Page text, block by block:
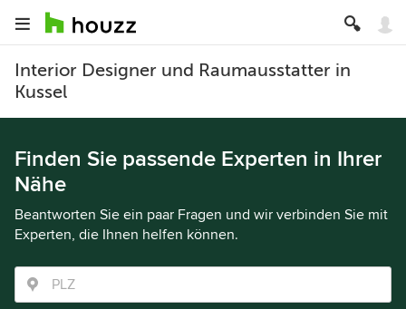
Interior Designer und Raumausstatter in
Kussel
Finden Sie passende Experten in Ihrer
Nähe
Beantworten Sie ein paar Fragen und wir verbinden Sie mit
Experten, die Ihnen helfen können.